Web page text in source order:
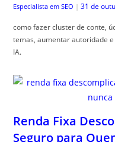
Especialista em SEO | 31 de
como fazer cluster de conte,
temas, aumentar autoridade
IA.
Renda Fixa
Seguro para